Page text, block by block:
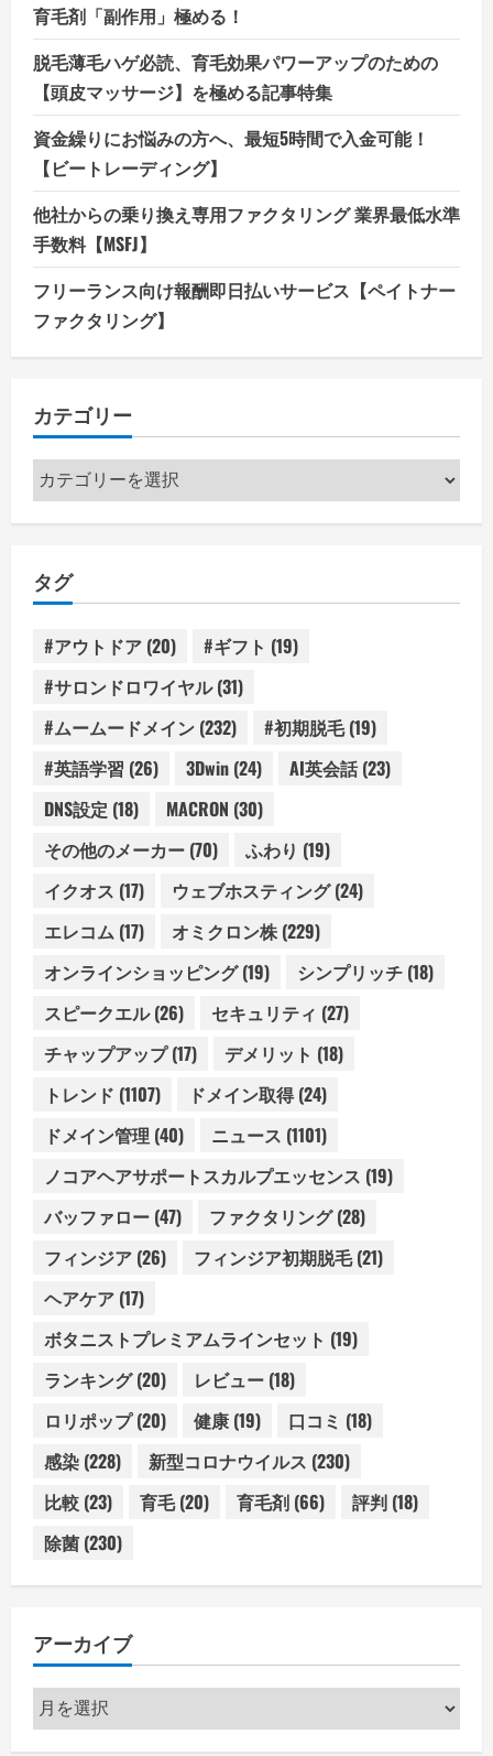
育毛剤「副作用」極める！
脱毛薄毛ハゲ必読、育毛効果パワーアップのための
【頭皮マッサージ】を極める記事特集
資金繰りにお悩みの方へ、最短5時間で入金可能！
【ビートレーディング】
他社からの乗り換え専用ファクタリング 業界最低水準
手数料【MSFJ】
フリーランス向け報酬即日払いサービス【ペイトナー
ファクタリング】
カテゴリー
カ
テ
ゴ
ー
タグ
#アウトドア (20) #ギフト (19)
#サロンドロワイヤル(31)
#ムームードメイン (232) #初期脱毛(19)
#英語学習 (26) 3Dwin (24) AI英会話(23)
DNS設定 (18) MACRON (30)
その他のメーカー (70) ふわり (19)
イクオス (17) ウェブホスティング(24)
エレコム (17) オミクロン株(229)
オンラインショッピング(19) シンプリッチ (18)
スピークエル(26) セキュリティ (27)
チャップアップ(17) デメリット (18)
トレンド (1107) ドメイン取得(24)
ドメイン管理 (40) ニュース (1101)
ノコアヘアサポートスカルプエッセンス (19)
バッファロー (47) ファクタリング(28)
フィンジア (26) フィンジア初期脱毛(21)
ヘアケア (17)
ボタニストプレミアムラインセット (19)
ランキング(20) レビュー (18)
ロリポップ(20) 健康 (19) 口コミ (18)
感染 (228) 新型コロナウイルス (230)
比較 (23) 育毛(20) 育毛剤 (66) 評判 (18)
除菌 (230)
アーカイブ
ア
ー